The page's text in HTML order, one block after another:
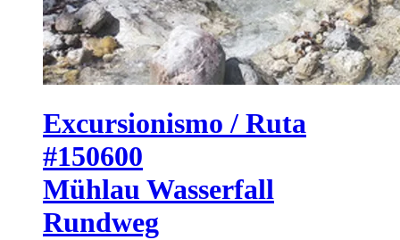
Excursionismo / Ruta
#150600
Mühlau Wasserfall
Rundweg